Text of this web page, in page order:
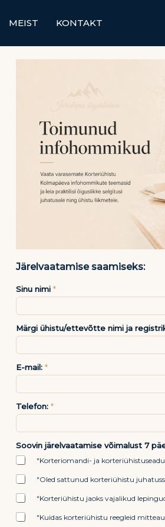
MEIST KONTAKT
Järelvaatamise saamiseks:
Sinu nimi *
Märgi ühistu/ettevõtte nimi ja
E-mail: *
Telefon: *
Soovin järelvaatamise võimalust 7
"Korteriomandi- ja
"Oled sattunud korteriühistu
"Korteriühistu jaoks vajalikud
"Kuidas korteriühistu reegleid